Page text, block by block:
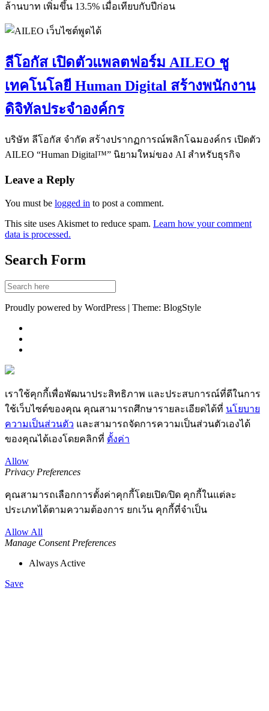
ล้านบาท เพิ่มขึ้น 13.5% เมื่อเทียบกับปีก่อน
ลีโอกัส เปิดตัวแพลตฟอร์ม AILEO ชู
เทคโนโลยี Human Digital สร้างพนักงาน
ดิจิทัลประจำองค์กร
บริษัท ลีโอกัส จำกัด สร้างปรากฏการณ์พลิกโฉมองค์กร เปิดตัว
AILEO “Human Digital™” นิยามใหม่ของ AI สำหรับธุรกิจ
Leave a Reply
You must be logged in to post a comment.
This site uses Akismet to reduce spam. Learn how your comment
data is processed.
Search Form
Proudly powered by WordPress | Theme: BlogStyle
เราใช้คุกกี้เพื่อพัฒนาประสิทธิภาพ และประสบการณ์ที่ดีในการ
ใช้เว็บไซต์ของคุณ คุณสามารถศึกษารายละเอียดได้ที่ นโยบาย
ความเป็นส่วนตัว และสามารถจัดการความเป็นส่วนตัวเองได้
ของคุณได้เองโดยคลิกที่ ตั้งค่า
Allow
Privacy Preferences
คุณสามารถเลือกการตั้งค่าคุกกี้โดยเปิด/ปิด คุกกี้ในแต่ละ
ประเภทได้ตามความต้องการ ยกเว้น คุกกี้ที่จำเป็น
Allow All
Manage Consent Preferences
Always Active
Save